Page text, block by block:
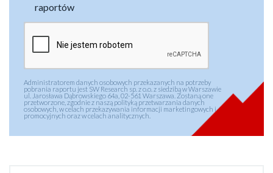
raportów
Administratorem danych osobowych przekazanych na potrzeby
pobrania raportu jest SW Research sp. z o.o. z siedzibą w Warszawie
ul. Jarosława Dąbrowskiego 64a, 02-561 Warszawa. Zostaną one
przetworzone, zgodnie z naszą polityką przetwarzania danych
osobowych, w celach przekazywania informacji marketingowych i
promocyjnych oraz w celach analitycznych.